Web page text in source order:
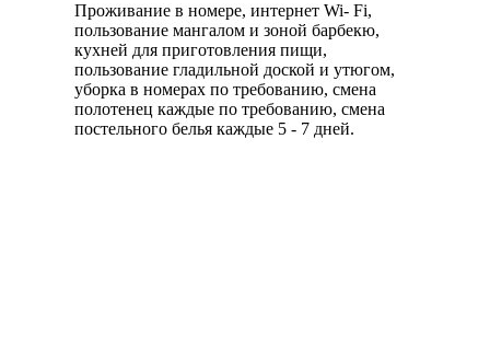
Проживание в номере, интернет Wi- Fi,
пользование мангалом и зоной барбекю,
кухней для приготовления пищи,
пользование гладильной доской и утюгом,
уборка в номерах по требованию, смена
полотенец каждые по требованию, смена
постельного белья каждые 5 - 7 дней.